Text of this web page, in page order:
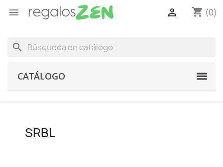
 shopping_cart (0)

search
CATÁLOGO
SRBL